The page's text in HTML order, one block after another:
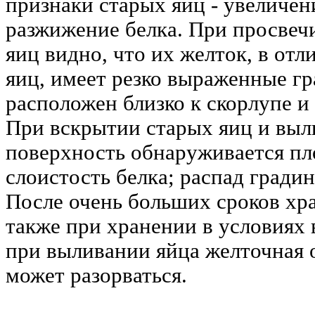
признаки старых яиц -
разжижение белка. При
яиц видно, что их желток, в
яиц, имеет резко выраженные
расположен близко к скорлупе
При вскрытии старых яиц и
поверхность обнаруживается
слоистость белка; распад
После очень больших сроков
также при хранении в
при выливании яйца желточная
может разорваться.